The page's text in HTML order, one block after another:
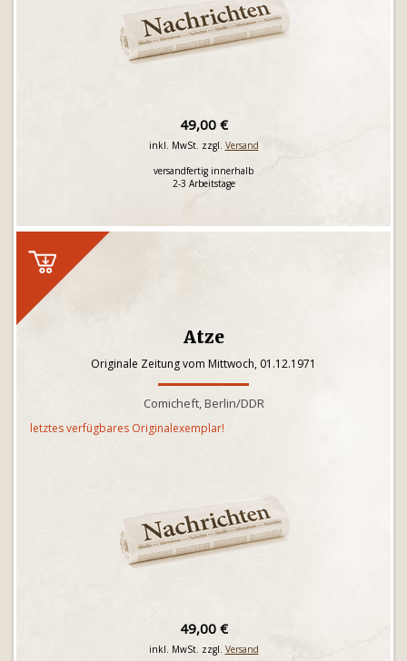
49,00 €
inkl. MwSt. zzgl. Versand
versandfertig innerhalb
2-3 Arbeitstage
Atze
Originale Zeitung vom Mittwoch, 01.12.1971
Comicheft, Berlin/DDR
letztes verfügbares Originalexemplar!
49,00 €
inkl. MwSt. zzgl. Versand